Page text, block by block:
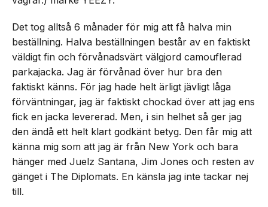
Det tog alltså 6 månader för mig att få halva min
beställning. Halva beställningen består av en faktiskt
väldigt fin och förvånadsvärt välgjord camouflerad
parkajacka. Jag är förvånad över hur bra den
faktiskt känns. För jag hade helt ärligt jävligt låga
förväntningar, jag är faktiskt chockad över att jag ens
fick en jacka levererad. Men, i sin helhet så ger jag
den ändå ett helt klart godkänt betyg. Den får mig att
känna mig som att jag är från New York och bara
hänger med Juelz Santana, Jim Jones och resten av
gänget i The Diplomats. En känsla jag inte tackar nej
till.